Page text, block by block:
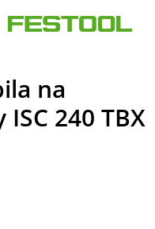
na
240 TBX